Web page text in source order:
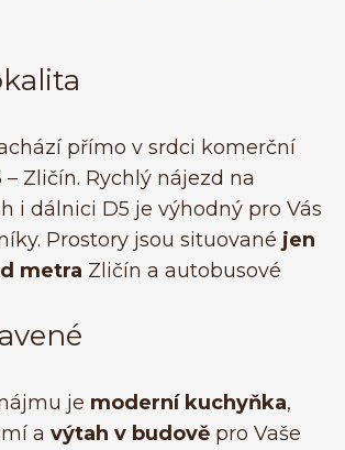
přímo v srdci komerční
– Zličín. Rychlý nájezd na
i dálnici D5 je výhodný pro Vás
Prostory jsou situované jen
metra Zličín a autobusové
je moderní kuchyňka,
a výtah v budově pro Vaše